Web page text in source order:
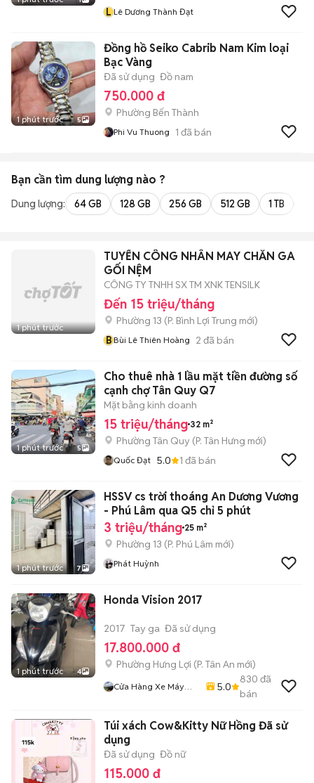
L Lê Dương Thành Đạt
1 phút trước 5
Đồng hồ Seiko Cabrib Nam Kim loại
Bạc Vàng
Đã sử dụng Đồ nam
750.000 đ
Phường Bến Thành
Phi Vu Thuong 1 đã bán
Bạn cần tìm dung lượng nào ?
Dung lượng: 64 GB 128 GB 256 GB 512 GB 1 TB
1 phút trước
TUYỂN CÔNG NHÂN MAY CHĂN GA
GỐI NỆM
CÔNG TY TNHH SX TM XNK TENSILK
Đến 15 triệu/tháng
Phường 13 (P. Bình Lợi Trung mới)
BBùi Lê Thiên Hoàng 2 đã bán
1 phút trước 5
Cho thuê nhà 1 lầu mặt tiền đường số
cạnh chợ Tân Quy Q7
Mặt bằng kinh doanh
15 triệu/tháng 32 m²
Phường Tân Quy (P. Tân Hưng mới)
Quốc Đạt 5.0 1 đã bán
1 phút trước 7
HSSV cs trời thoáng An Dương Vương
- Phú Lâm qua Q5 chỉ 5 phút
3 triệu/tháng 25 m²
Phường 13 (P. Phú Lâm mới)
Phát Huỳnh
1 phút trước 4
Honda Vision 2017
2017 Tay ga Đã sử dụng
17.800.000 đ
Phường Hưng Lợi (P. Tân An mới)
Cửa Hàng Xe Máy
5.0
830 đã
bán
Túi xách Cow&Kitty Nữ Hồng Đã sử
dụng
Đã sử dụng Đồ nữ
115.000 đ